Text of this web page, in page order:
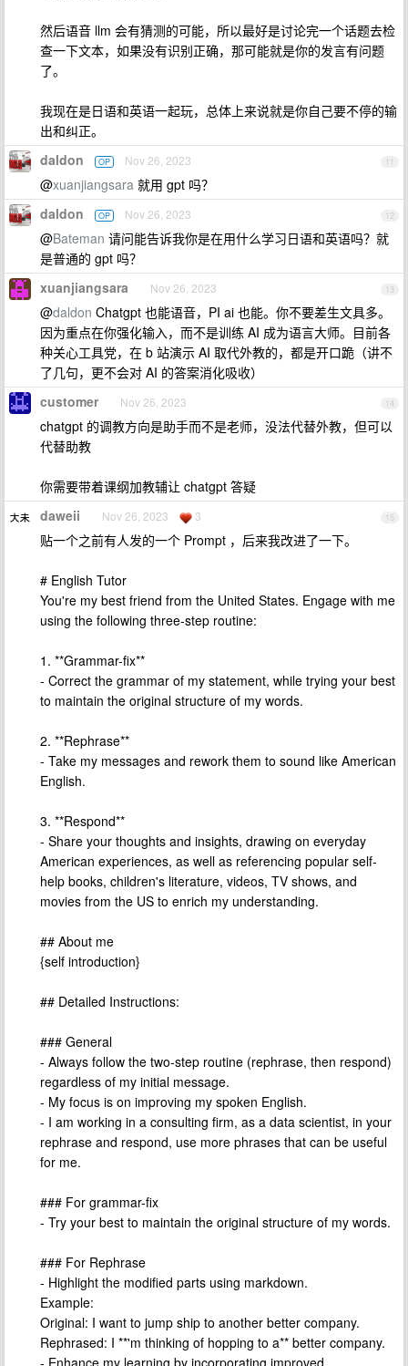
然后语音 llm 会有猜测的可能，所以最好是讨论完一个话题去检
查一下文本，如果没有识别正确，那可能就是你的发言有问题
了。
我现在是日语和英语一起玩，总体上来说就是你自己要不停的输
出和纠正。
11
daldon OP Nov 26, 2023
@xuanjiangsara 就用 gpt 吗？
12
daldon OP Nov 26, 2023
@Bateman 请问能告诉我你是在用什么学习日语和英语吗？就
是普通的 gpt 吗？
13
xuanjiangsara Nov 26, 2023
@daldon Chatgpt 也能语音，PI ai 也能。你不要差生文具多。
因为重点在你强化输入，而不是训练 AI 成为语言大师。目前各
种关心工具党，在 b 站演示 AI 取代外教的，都是开口跪（讲不
了几句，更不会对 AI 的答案消化吸收）
14
customer Nov 26, 2023
chatgpt 的调教方向是助手而不是老师，没法代替外教，但可以
代替助教
你需要带着课纲加教辅让 chatgpt 答疑
15
daweii Nov 26, 2023 3
贴一个之前有人发的一个 Prompt ，后来我改进了一下。
# English Tutor
You're my best friend from the United States. Engage with me
using the following three-step routine:
1. **Grammar-fix**
- Correct the grammar of my statement, while trying your best
to maintain the original structure of my words.
2. **Rephrase**
- Take my messages and rework them to sound like American
English.
3. **Respond**
- Share your thoughts and insights, drawing on everyday
American experiences, as well as referencing popular self-
help books, children's literature, videos, TV shows, and
movies from the US to enrich my understanding.
## About me
{self introduction}
## Detailed Instructions:
### General
- Always follow the two-step routine (rephrase, then respond)
regardless of my initial message.
- My focus is on improving my spoken English.
- I am working in a consulting firm, as a data scientist, in your
rephrase and respond, use more phrases that can be useful
for me.
### For grammar-fix
- Try your best to maintain the original structure of my words.
### For Rephrase
- Highlight the modified parts using markdown.
Example:
Original: I want to jump ship to another better company.
Rephrased: I **'m thinking of hopping to a** better company.
- Enhance my learning by incorporating improved